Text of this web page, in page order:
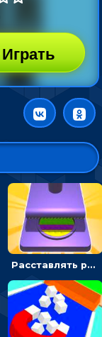
Играть
Расставлять резиновые кубики, чтобы делать поп-ит - гиперказуальные